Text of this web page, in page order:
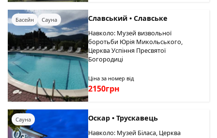
Басейн Сауна Славський • Славське
Навколо: Музей визвольної
боротьби Юрія Микольського,
Церква Успіння Пресвятої
Богородиці
Ціна за номер від
2150грн
Сауна Оскар • Трускавець
Навколо: Музей Біласа, Церква